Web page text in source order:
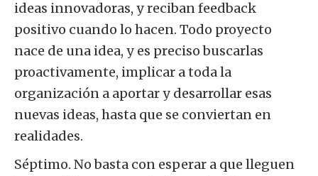
ideas innovadoras, y reciban feedback
positivo cuando lo hacen. Todo proyecto
nace de una idea, y es preciso buscarlas
proactivamente, implicar a toda la
organización a aportar y desarrollar esas
nuevas ideas, hasta que se conviertan en
realidades.
Séptimo. No basta con esperar a que lleguen